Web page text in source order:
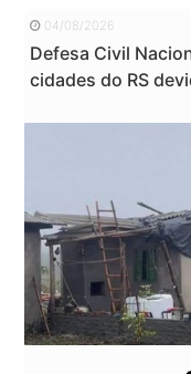
04/08/2026
Defesa Civil
cidades do RS